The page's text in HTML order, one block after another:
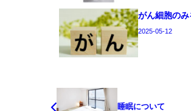
がん細胞の
2025-05-12
睡眠について